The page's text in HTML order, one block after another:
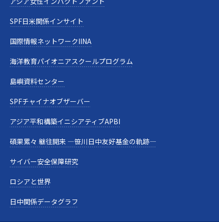
SPF日米関係インサイト
国際情報ネットワークIINA
海洋教育パイオニアスクールプログラム
島嶼資料センター
SPFチャイナオブザーバー
アジア平和構築イニシアティブAPBI
碩果累々 継往開来 —笹川日中友好基金の軌跡—
サイバー安全保障研究
ロシアと世界
日中関係データグラフ